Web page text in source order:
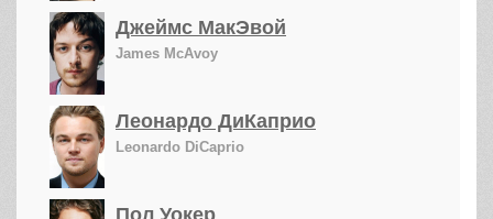
Джеймс МакЭвой
James McAvoy
Леонардо ДиКаприо
Leonardo DiCaprio
Пол Уокер